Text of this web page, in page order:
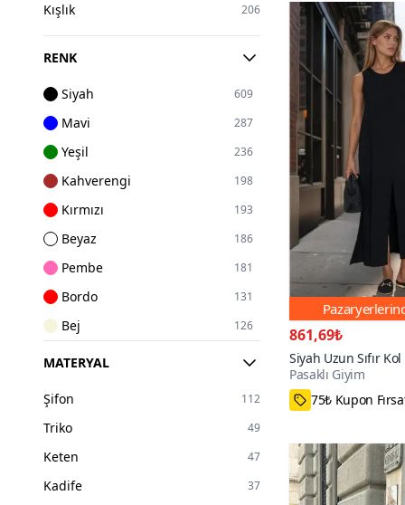
Kışlık 206
RENK
Siyah 609
Mavi 287
Yeşil 236
Kahverengi 198
Kırmızı 193
Beyaz 186
Pembe 181
Bordo 131
Bej 126
Mor
MATERYAL
Şifon 112
Triko 49
Keten 47
Kadife 37
861,69₺
Siyah Uzun Sıfır
A Kesim Yırtmaçlı
Pasaklı Giyim
75₺ Kupon Fırsatı
37₺ daha az öde